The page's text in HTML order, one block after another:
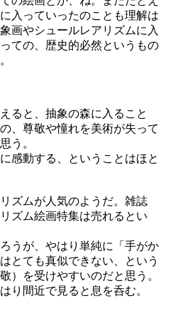
入っていったのことも理解は
画やシュールレアリズムに入
ての、歴史的必然というもの
ると、抽象の森に入ること
、尊敬や憧れを美術が失って
う。
感動する、ということはほと
ズムが人気のようだ。雑誌
ズム絵画特集は売れるとい
うが、やはり単純に「手がか
とても真似できない、という
）を受けやすいのだと思う。
り間近で見ると息を呑む。